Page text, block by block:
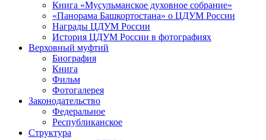
Книга «Мусульманское духовное собрание»
«Панорама Башкортостана» о ЦДУМ России
Награды ЦДУМ России
История ЦДУМ России в фотографиях
Верховный муфтий
Биография
Книга
Фильм
Фотогалерея
Законодательство
Федеральное
Республиканское
Структура